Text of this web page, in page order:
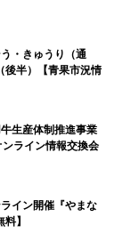
・きゅうり（通
後半）【青果市況情
生産体制推進事業
ライン情報交換会
イン開催『やまな
】